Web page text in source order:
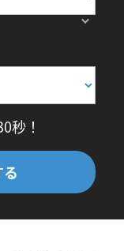
秒！